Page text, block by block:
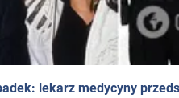
lekarz medycyny